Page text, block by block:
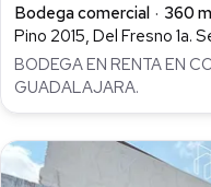
Bodega comercial
360
Pino 2015, Del Fresno 1a.
BODEGA EN RENTA EN
GUADALAJARA.